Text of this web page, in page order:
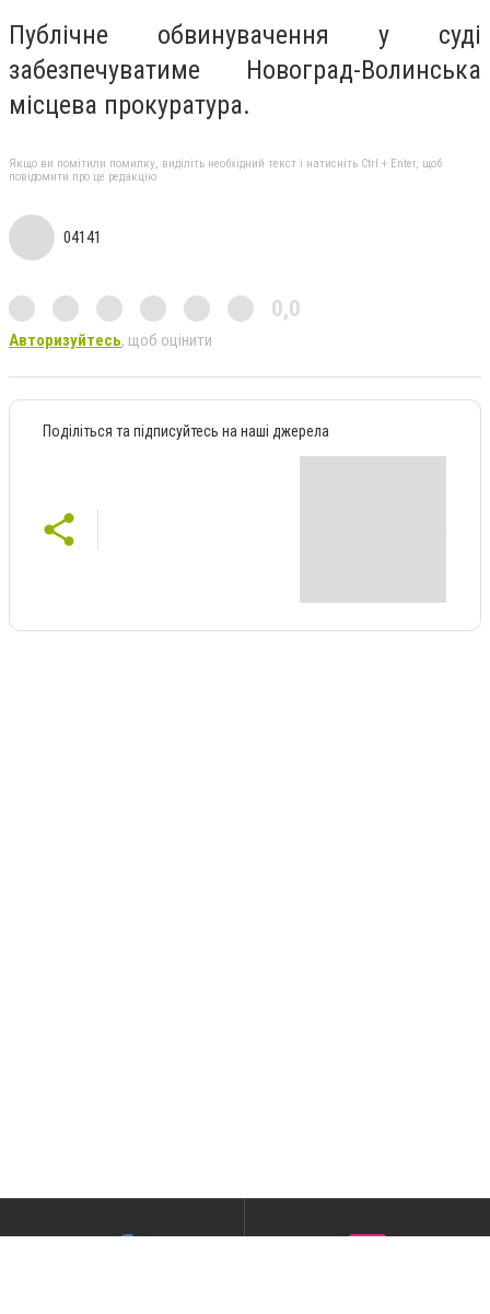
Публічне обвинувачення у суді
забезпечуватиме Новоград-Волинська
місцева прокуратура.
Якщо ви помітили помилку, виділіть необхідний текст і натисніть Ctrl + Enter, щоб
повідомити про це редакцію
04141
0,0
Авторизуйтесь, щоб оцінити
Поділіться та підписуйтесь на наші джерела